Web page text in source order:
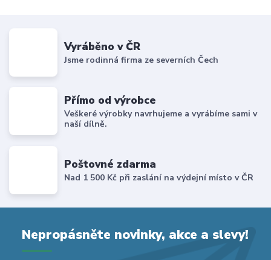
Vyráběno v ČR
Jsme rodinná firma ze severních Čech
Přímo od výrobce
Veškeré výrobky navrhujeme a vyrábíme sami v
naší dílně.
Poštovné zdarma
Nad 1 500 Kč při zaslání na výdejní místo v ČR
Nepropásněte novinky, akce a slevy!